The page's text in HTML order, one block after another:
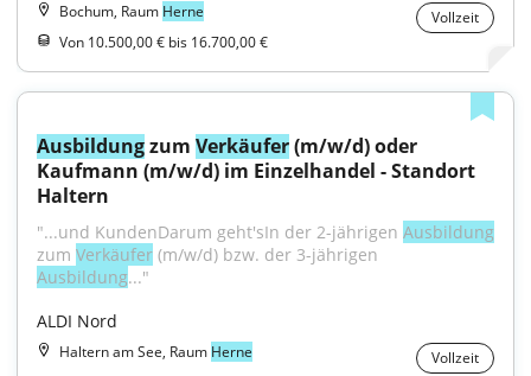
Bochum, Raum Herne
Vollzeit
Von 10.500,00 € bis 16.700,00 €
Ausbildung zum Verkäufer (m/w/d) oder
Kaufmann (m/w/d) im Einzelhandel - Standort
Haltern
"...und KundenDarum geht'sIn der 2-jährigen Ausbildung
zum Verkäufer
Ausbildung..."
ALDI Nord
Haltern am See, Raum Herne Vollzeit